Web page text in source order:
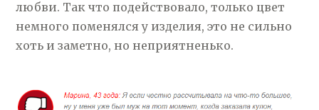
любви. Так что подействовало, только цвет
немного поменялся у изделия, это не сильно
хоть и заметно, но неприятненько.